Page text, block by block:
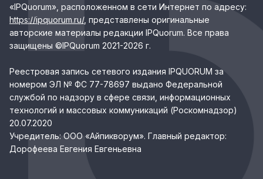
«IPQuorum», расположенном в сети Интернет по адресу:
https://ipquorum.ru/, представлены оригинальные
авторские материалы редакции IPQuorum. Все права
защищены ©IPQuorum 2021-2026 г.
Реестровая запись сетевого издания IPQUORUM за
номером ЭЛ № ФС 77-78697 выдано Федеральной
службой по надзору в сфере связи, информационных
технологий и массовых коммуникаций (Роскомнадзор)
20.07.2020
Учредитель: ООО «Айпикворум». Главный редактор:
Дорофеева Евгения Евгеньевна